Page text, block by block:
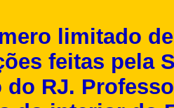
limitado
feitas pela
do RJ.